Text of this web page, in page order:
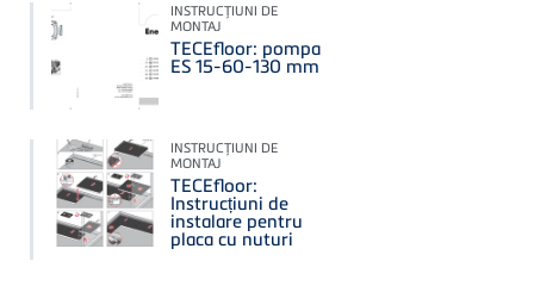
INSTRUCŢIUNI DE
MONTAJ
TECEfloor: pompa
ES 15-60-130 mm
INSTRUCŢIUNI DE
MONTAJ
TECEfloor:
Instrucțiuni de
instalare pentru
placa cu nuturi